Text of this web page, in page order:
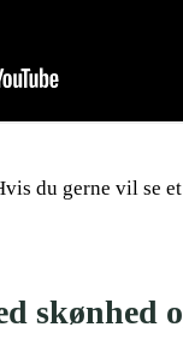
du gerne vil se
skønhed